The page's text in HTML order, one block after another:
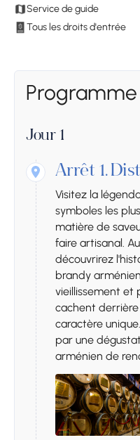
Service de guide
Tous les droits d'entrée
Jour 1
Arrêt 1.
Visitez la
symboles les
matière de
faire artisanal.
découvrirez
brandy
vieillissement et
cachent
caractère
par une
arménien de